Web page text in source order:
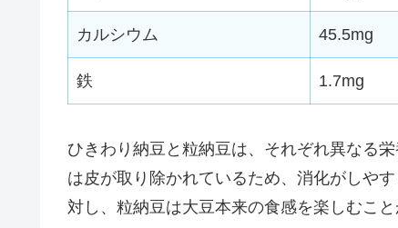
カルシウム 45.5mg
鉄 1.7mg
ひきわり納豆と粒納豆は、それぞれ異なる
は皮が取り除かれているため、消化がしや
対し、粒納豆は大豆本来の食感を楽しむこ